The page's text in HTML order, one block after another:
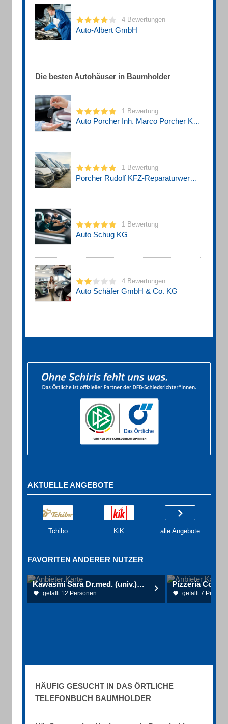
4 Bewertungen
Auto-Albert GmbH
Die besten Autohäuser in Baumholder
1 Bewertung
Auto Porcher Inh. Marco Porcher KFZ-Reparaturwerkstatt
1 Bewertung
Porcher Rudolf KFZ-Reparaturwerkstatt
1 Bewertung
Auto Schug KG
4 Bewertungen
Auto Schäfer GmbH & Co. KG
AKTUELLE ANGEBOTE
Tchibo KiK alle Angebote
FAVORITEN ANDERER NUTZER
Kawasmi Sara Dr.med. (univ.) Haut- u. Geschlechtskrankheiten
gefällt 12 Personen
Pizzeria Costa
gefällt 7
HÄUFIG GESUCHT IN DAS ÖRTLICHE
TELEFONBUCH BAUMHOLDER